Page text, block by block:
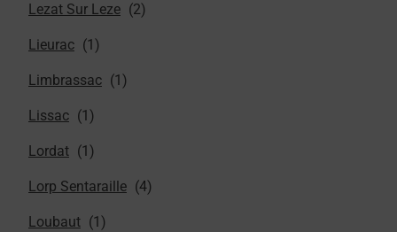
Lezat Sur Leze
Lieurac
Limbrassac
Lissac
Lordat
Lorp Sentaraille
Loubaut